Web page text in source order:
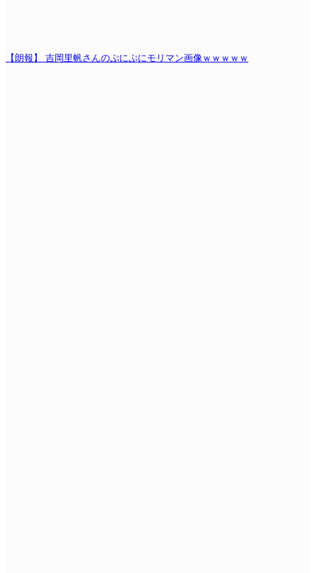
【朗報】 吉岡里帆さんのぷにぷにモリマン画像ｗｗｗｗｗ